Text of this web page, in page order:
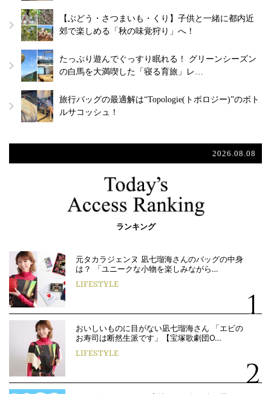
【ぶどう・さつまいも・くり】子供と一緒に都内近
郊で楽しめる「秋の味覚狩り」へ！
たっぷり遊んでぐっすり眠れる！ グリーンシーズン
の白馬を大満喫した「寝る育旅」レ…
旅行バッグの最適解は“Topologie(トポロジー)”のボト
ルサコッシュ！
2026.08.08
ランキング
元タカラジェンヌ 凪七瑠海さんのバッグの中身
は？ 「ユニークな小物を楽しみながら…
LIFESTYLE
おいしいものに目がない凪七瑠海さん 「エビの
お寿司は断然生派です」【宝塚歌劇団O…
LIFESTYLE